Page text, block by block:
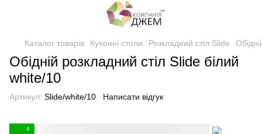
Каталог товарів Кухонні столи Розкладний стіл Slide
Обідній розкладний стіл Slide білий
white/10
Артикул: Slide/white/10 Написати відгук
4